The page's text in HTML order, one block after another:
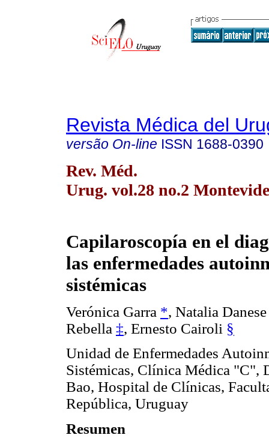
Revista Médica del
versão On-line ISSN 1688-0390
Rev. Méd.
Urug. vol.28 no.2
Capilaroscopía en el
las enfermedades
sistémicas
Verónica Garra *, Natalia
Rebella ‡, Ernesto Cairoli §
Unidad de Enfermedades
Sistémicas, Clínica Médica "C",
Bao, Hospital de Clínicas,
República, Uruguay
Resumen